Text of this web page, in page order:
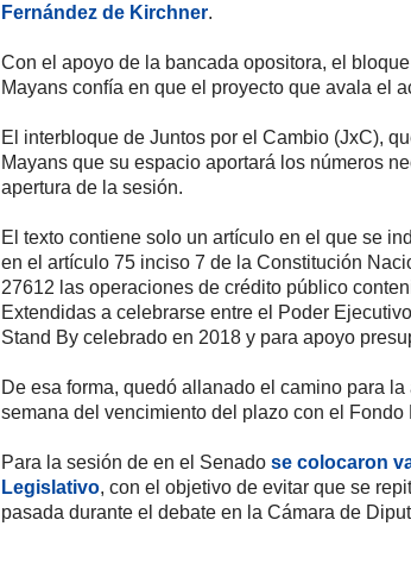
Fernández de Kirchner.
Con el apoyo de la bancada opositora, el
Mayans confía en que el proyecto que avala el
El interbloque de Juntos por el Cambio (JxC),
Mayans que su espacio aportará los números
apertura de la sesión.
El texto contiene solo un artículo en el que se
en el artículo 75 inciso 7 de la Constitución
27612 las operaciones de crédito público
Extendidas a celebrarse entre el Poder
Stand By celebrado en 2018 y para apoyo
De esa forma, quedó allanado el camino para
semana del vencimiento del plazo con el Fondo
Para la sesión de en el Senado se colocaron
Legislativo, con el objetivo de evitar que se
pasada durante el debate en la Cámara de